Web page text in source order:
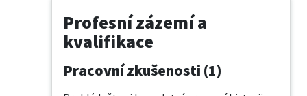
Profesní zázemí a
kvalifikace
Pracovní zkušenosti (1)